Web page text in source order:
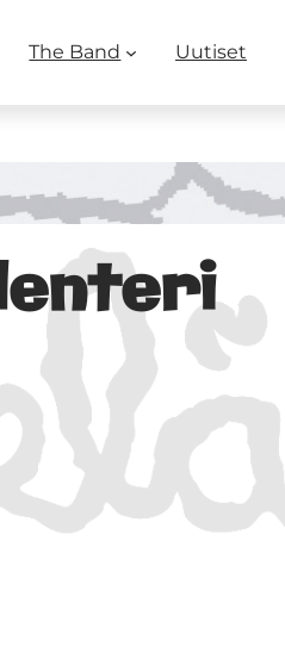
The Band Uutiset